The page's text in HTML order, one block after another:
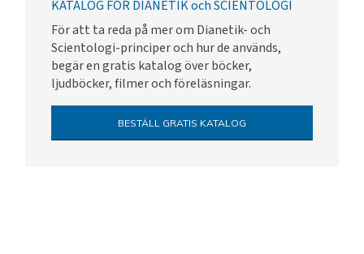
KATALOG FÖR DIANETIK och SCIENTOLOGI
För att ta reda på mer om Dianetik- och
Scientologi-principer och hur de används,
begär en gratis katalog över böcker,
ljudböcker, filmer och föreläsningar.
BESTÄLL GRATIS KATALOG